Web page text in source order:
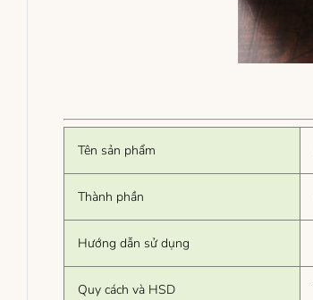
Tên sản phẩm
Thành phần
Hướng dẫn sử dụng
Quy cách và HSD